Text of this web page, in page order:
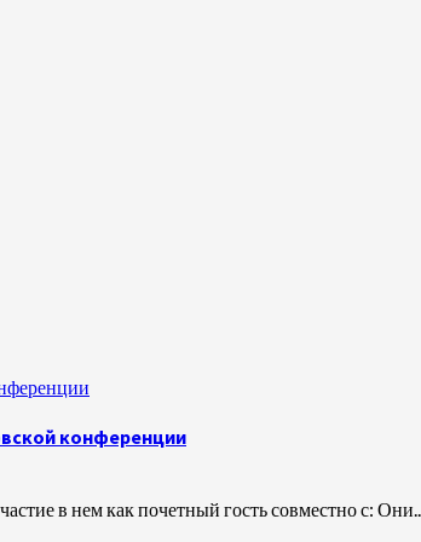
конференции
в нем как почетный гость совместно с: